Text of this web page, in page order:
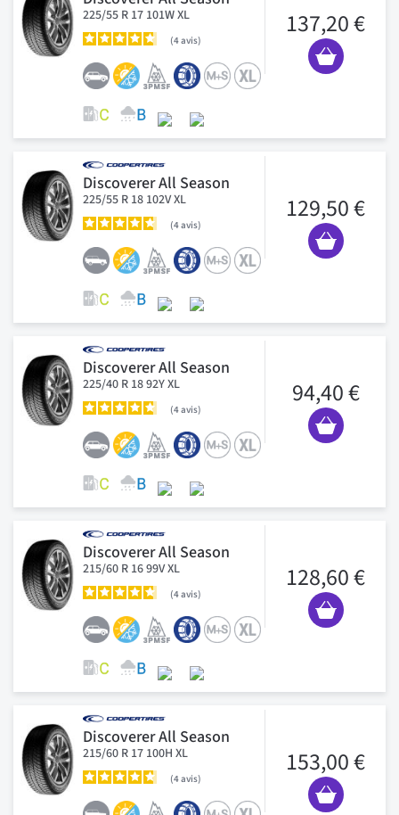
225/55 R 17 101W XL
4avis
137,20 €
Discoverer All Season
225/55 R 18 102V XL
4avis
129,50 €
Discoverer All Season
225/40 R 18 92Y XL
4avis
94,40 €
Discoverer All Season
215/60 R 16 99V XL
4avis
128,60 €
Discoverer All Season
215/60 R 17 100H XL
4avis
153,00 €